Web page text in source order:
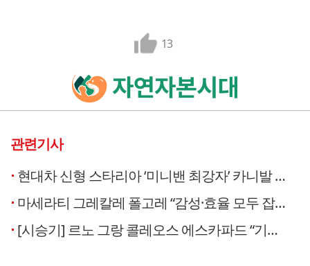
13
관련기사
현대차 신형 스타리아 ‘미니밴 최강자’ 카니발 아성 넘보다 [시승기]
마세라티 그레칼레 폴고레 “감성·효율 모두 잡았다” [시승기]
[시승기] 르노 그랑 콜레오스 에스카파드 “기본기가 다르다”